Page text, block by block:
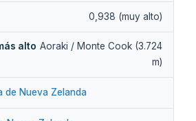
0,938 (muy alto)
alto Aoraki / Monte Cook (3.724
m)
de Nueva Zelanda